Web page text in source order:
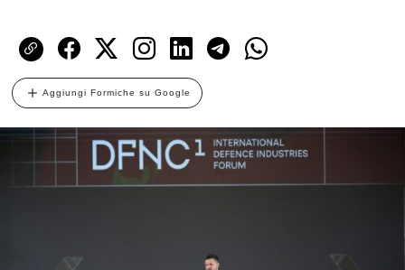
Aggiungi Formiche su Google